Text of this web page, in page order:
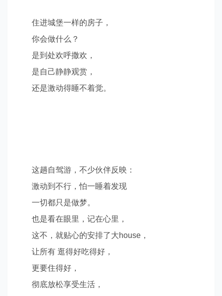
住进城堡一样的房子，
你会做什么？
是到处欢呼撒欢，
是自己静静观赏，
还是激动得睡不着觉。
这趟自驾游，不少伙伴反映：
激动到不行，怕一睡着发现
一切都只是做梦。
也是看在眼里，记在心里，
这不，就贴心的安排了大house，
让所有 逛得好吃得好，
更要住得好，
彻底放松享受生活，